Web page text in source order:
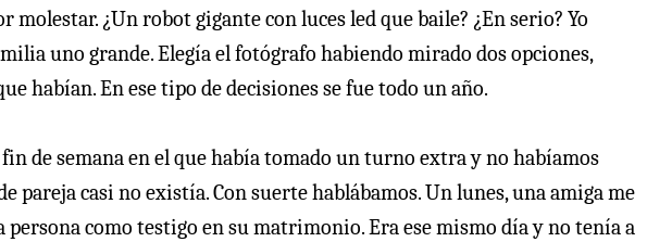
molestar. ¿Un robot gigante con luces led que baile? ¿En serio? Yo
uno grande. Elegía el fotógrafo habiendo mirado dos opciones,
habían. En ese tipo de decisiones se fue todo un año.
de semana en el que había tomado un turno extra y no habíamos
pareja casi no existía. Con suerte hablábamos. Un lunes, una amiga me
como testigo en su matrimonio. Era ese mismo día y no tenía a